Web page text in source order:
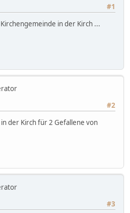
#1
in der Kirch ...
#2
der Kirch für 2 Gefallene von
#3